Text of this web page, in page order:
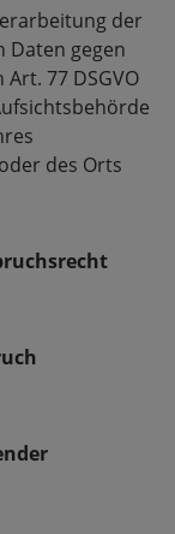
der
Daten gegen
77 DSGVO
des Orts